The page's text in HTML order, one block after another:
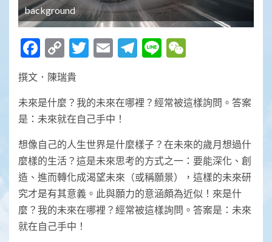
background
Facebook
Copy
Link
Twitter
EmailTelegram
Line
撰文．陳瑞貴
未來是什麼？我的未來在哪裡？經常被這樣詢問。答案
是：未來就在自己手中！
想像自己的人生世界是什麼樣子？在未來的歲月想過什
麼樣的生活？這是未來思考的方式之一：要能深化、創
造、進而轉化成渴望未來（或稱願景），這樣的未來研
究才是有其意義。此與願力的意涵頗為近似！來是什
麼？我的未來在哪裡？經常被這樣詢問。答案是：未來
就在自己手中！